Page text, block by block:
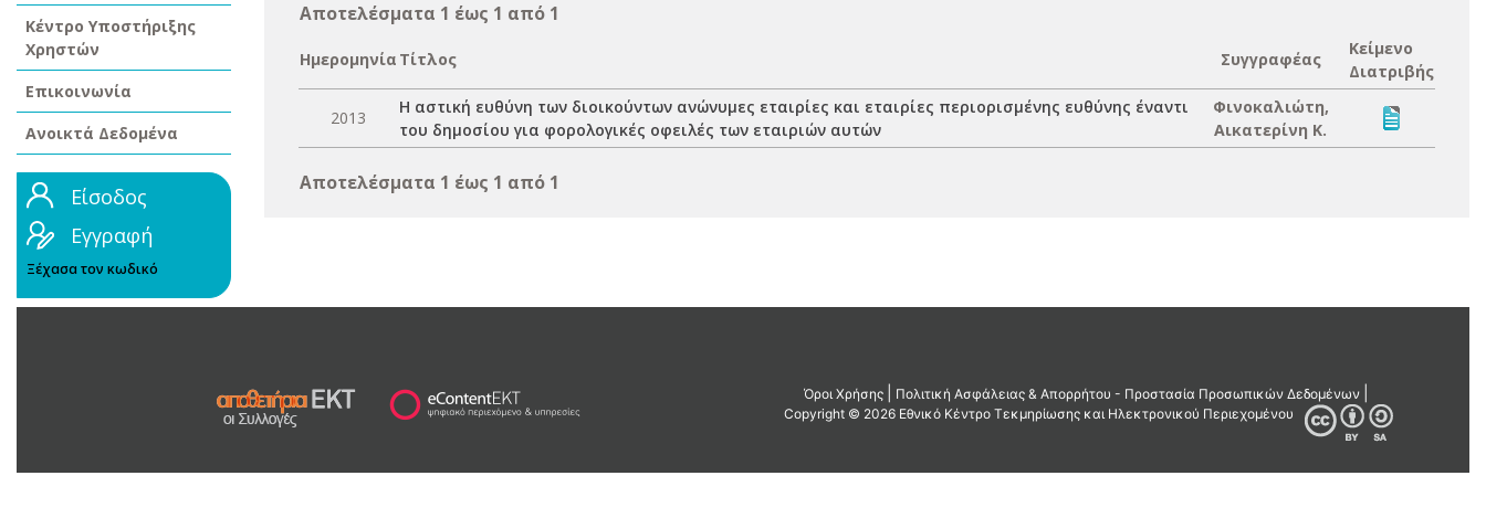
Κέντρο Υποστήριξης
Χρηστών
Επικοινωνία
Ανοικτά Δεδομένα
Είσοδος
Εγγραφή
Ξέχασα τον κωδικό
Αποτελέσματα 1 έως 1 από 1
Ημερομηνία Τίτλος Συγγραφέας
Κείμενο
Διατριβής
2013
Η αστική ευθύνη των διοικούντων ανώνυμες εταιρίες και εταιρίες περιορισμένης ευθύνης έναντι
του δημοσίου για φορολογικές οφειλές των εταιριών αυτών
Φινοκαλιώτη,
Αικατερίνη Κ.
Αποτελέσματα 1 έως 1 από 1